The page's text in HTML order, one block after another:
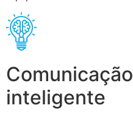
Comunicação
inteligente